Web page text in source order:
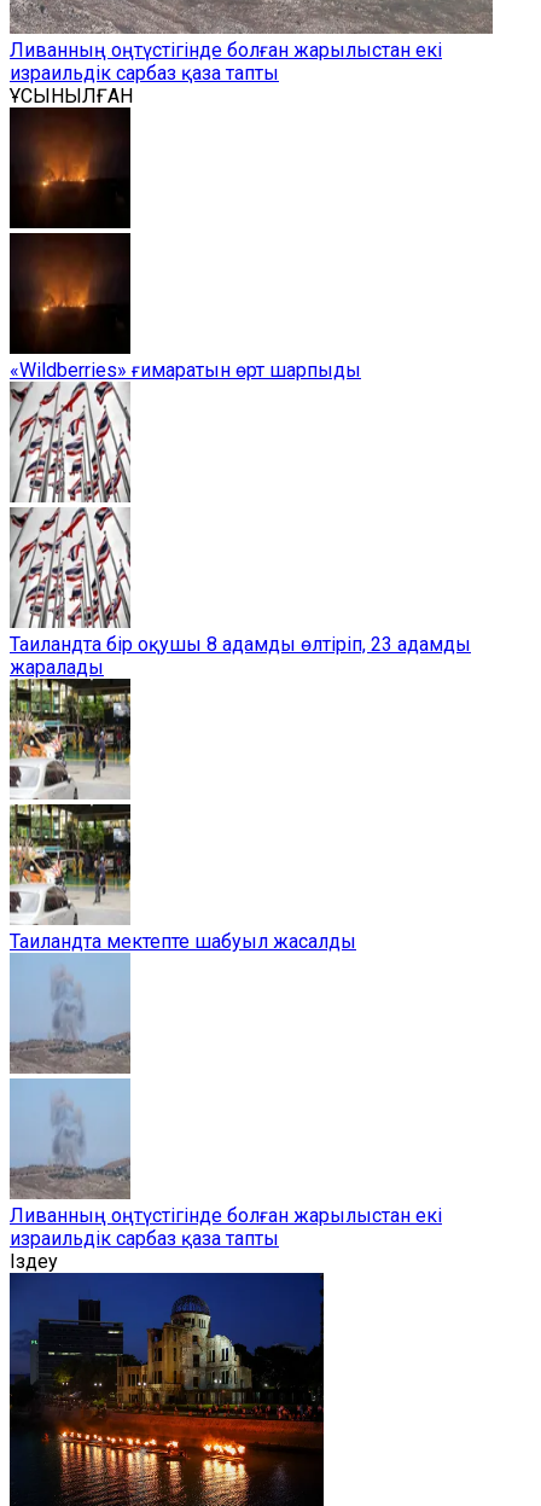
Ливанның оңтүстігінде болған жарылыстан екі
израильдік сарбаз қаза тапты
ҰСЫНЫЛҒАН
«Wildberries» ғимаратын өрт шарпыды
Таиландта бір оқушы 8 адамды өлтіріп, 23 адамды
жаралады
Таиландта мектепте шабуыл жасалды
Ливанның оңтүстігінде болған жарылыстан екі
израильдік сарбаз қаза тапты
Іздеу